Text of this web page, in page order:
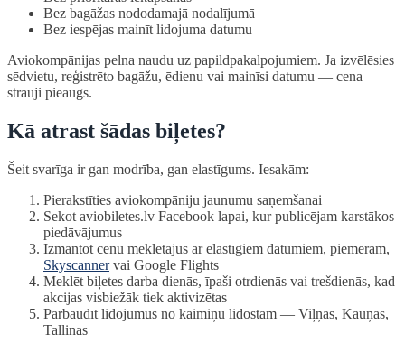
Bez bagāžas nododamajā nodalījumā
Bez iespējas mainīt lidojuma datumu
Aviokompānijas pelna naudu uz papildpakalpojumiem. Ja izvēlēsies
sēdvietu, reģistrēto bagāžu, ēdienu vai mainīsi datumu — cena
strauji pieaugs.
Kā atrast šādas biļetes?
Šeit svarīga ir gan modrība, gan elastīgums. Iesakām:
Pierakstīties aviokompāniju jaunumu saņemšanai
Sekot aviobiletes.lv Facebook lapai, kur publicējam karstākos
piedāvājumus
Izmantot cenu meklētājus ar elastīgiem datumiem, piemēram,
Skyscannervai Google Flights
Meklēt biļetes darba dienās, īpaši otrdienās vai trešdienās, kad
akcijas visbiežāk tiek aktivizētas
Pārbaudīt lidojumus no kaimiņu lidostām — Viļņas, Kauņas,
Tallinas